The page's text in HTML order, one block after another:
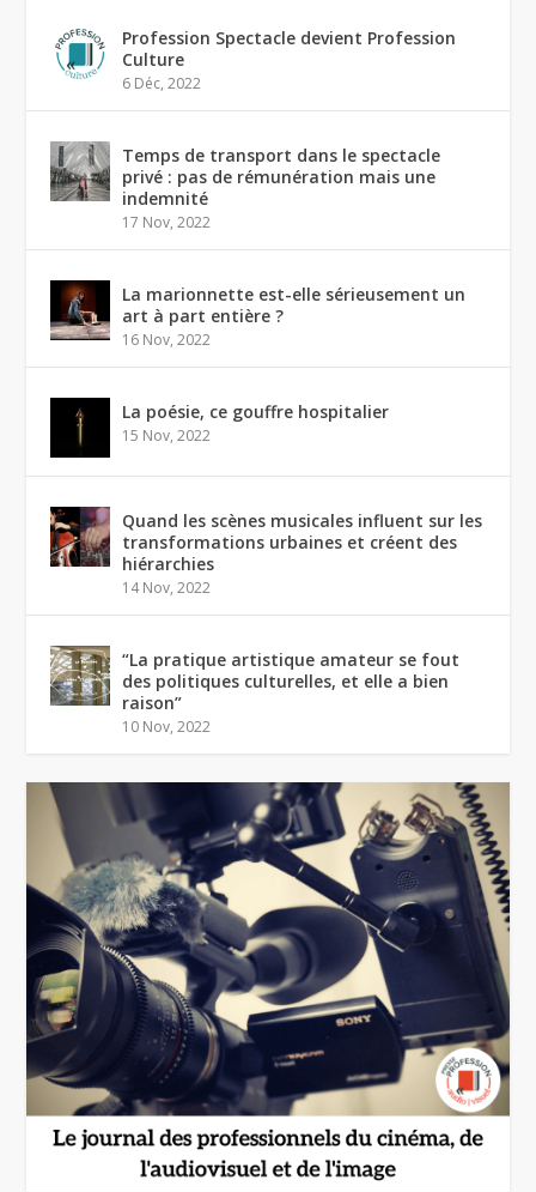
Profession Spectacle devient Profession
Culture
6 Déc, 2022
Temps de transport dans le spectacle
privé : pas de rémunération mais une
indemnité
17 Nov, 2022
La marionnette est-elle sérieusement un
art à part entière ?
16 Nov, 2022
La poésie, ce gouffre hospitalier
15 Nov, 2022
Quand les scènes musicales influent sur les
transformations urbaines et créent des
hiérarchies
14 Nov, 2022
“La pratique artistique amateur se fout
des politiques culturelles, et elle a bien
raison”
10 Nov, 2022